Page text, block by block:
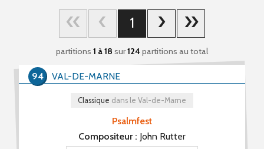
1
partitions 1 à 18 sur124 partitions au total
Psalmfest
Classique dans le Val-de-Marne
VAL-DE-MARNE
94
Compositeur : John Rutter